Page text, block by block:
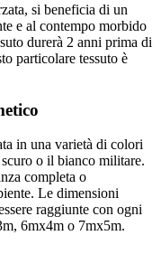
si beneficia di un
e al contempo morbido
durerà 2 anni prima di
particolare tessuto è
in una varietà di colori
o il bianco militare.
completa o
Le dimensioni
raggiunte con ogni
6mx4m o 7mx5m.